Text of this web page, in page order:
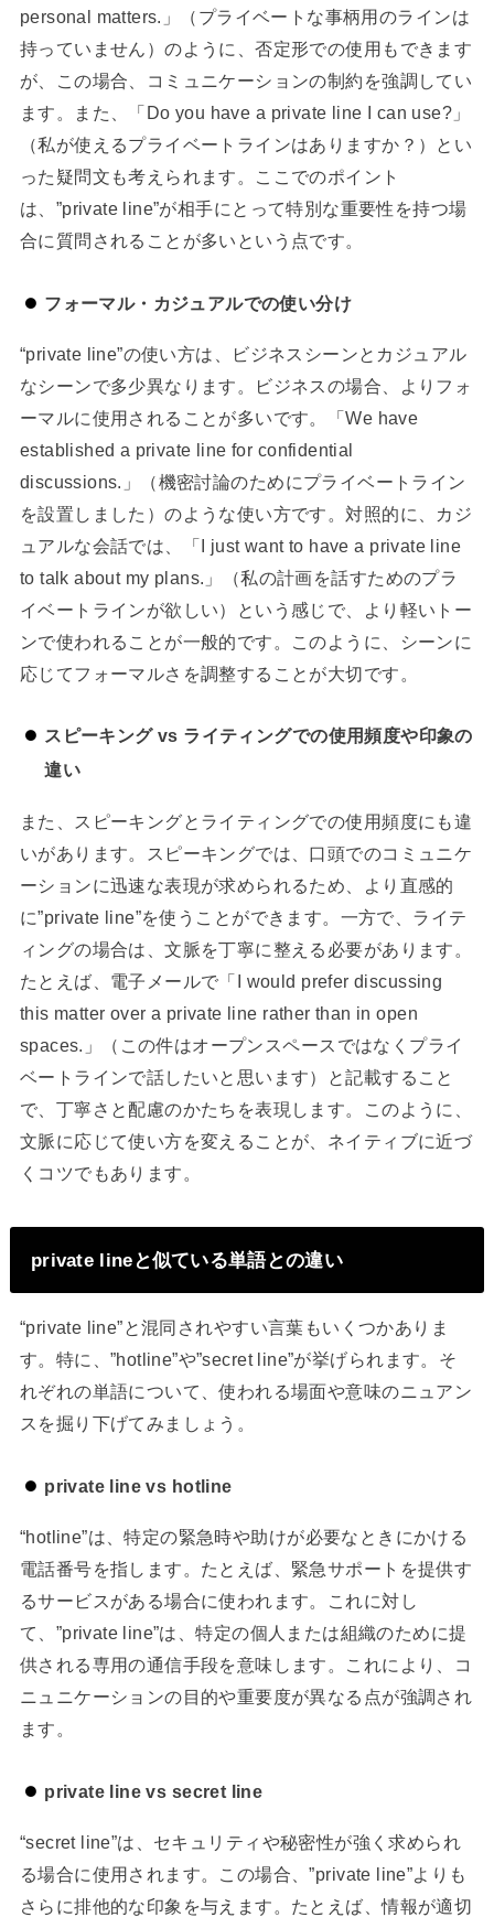
personal matters.」（プライベートな事柄用のラインは
持っていません）のように、否定形での使用もできます
が、この場合、コミュニケーションの制約を強調してい
ます。また、「Do you have a private line I can use?」
（私が使えるプライベートラインはありますか？）とい
った疑問文も考えられます。ここでのポイント
は、”private line”が相手にとって特別な重要性を持つ場
合に質問されることが多いという点です。
フォーマル・カジュアルでの使い分け
“private line”の使い方は、ビジネスシーンとカジュアル
なシーンで多少異なります。ビジネスの場合、よりフォ
ーマルに使用されることが多いです。「We have
established a private line for confidential
discussions.」（機密討論のためにプライベートライン
を設置しました）のような使い方です。対照的に、カジ
ュアルな会話では、「I just want to have a private line
to talk about my plans.」（私の計画を話すためのプラ
イベートラインが欲しい）という感じで、より軽いトー
ンで使われることが一般的です。このように、シーンに
応じてフォーマルさを調整することが大切です。
スピーキング vs ライティングでの使用頻度や印象の
違い
また、スピーキングとライティングでの使用頻度にも違
いがあります。スピーキングでは、口頭でのコミュニケ
ーションに迅速な表現が求められるため、より直感的
に”private line”を使うことができます。一方で、ライテ
ィングの場合は、文脈を丁寧に整える必要があります。
たとえば、電子メールで「I would prefer discussing
this matter over a private line rather than in open
spaces.」（この件はオープンスペースではなくプライ
ベートラインで話したいと思います）と記載すること
で、丁寧さと配慮のかたちを表現します。このように、
文脈に応じて使い方を変えることが、ネイティブに近づ
くコツでもあります。
private lineと似ている単語との違い
“private line”と混同されやすい言葉もいくつかありま
す。特に、”hotline”や”secret line”が挙げられます。そ
れぞれの単語について、使われる場面や意味のニュアン
スを掘り下げてみましょう。
private line vs hotline
“hotline”は、特定の緊急時や助けが必要なときにかける
電話番号を指します。たとえば、緊急サポートを提供す
るサービスがある場合に使われます。これに対し
て、”private line”は、特定の個人または組織のために提
供される専用の通信手段を意味します。これにより、コ
ニュニケーションの目的や重要度が異なる点が強調され
ます。
private line vs secret line
“secret line”は、セキュリティや秘密性が強く求められ
る場合に使用されます。この場合、”private line”よりも
さらに排他的な印象を与えます。たとえば、情報が適切